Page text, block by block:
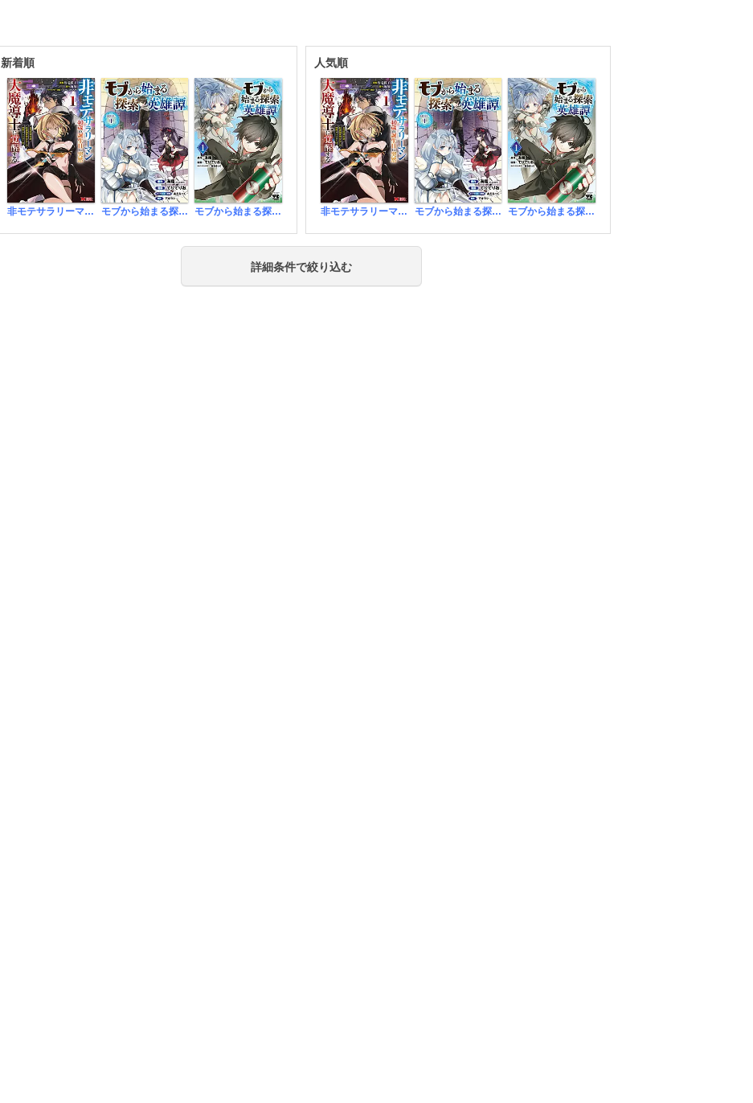
新着順
非モテサラリーマン40歳の誕生日に突然大魔導士に覚醒する #花岡修太朗40歳独身彼女なしが世界トレンド1位(コミック) モブから始まる探索英雄譚(話売り) モブから始まる探索英雄譚
人気順
非モテサラリーマン40歳の誕生日に突然大魔導士に覚醒する #花岡修太朗40歳独身彼女なしが世界トレンド1位(コミック) モブから始まる探索英雄譚(話売り) モブから始まる探索英雄譚
詳細条件で絞り込む